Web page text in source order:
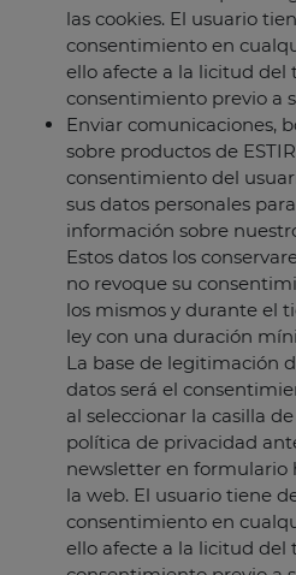
las cookies. El usuario
consentimiento en
ello afecte a la licitud
consentimiento previo a
Enviar comunicaciones,
sobre productos de
consentimiento del
sus datos personales
información sobre
Estos datos los
no revoque su
los mismos y durante el
ley con una duración
La base de legitimación
datos será el
al seleccionar la casilla
política de privacidad
newsletter en formulario
la web. El usuario tiene
consentimiento en
ello afecte a la licitud